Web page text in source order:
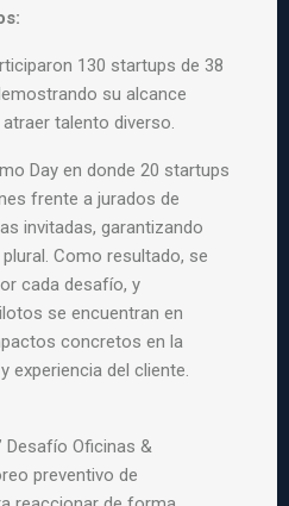
130 startups de 38
su alcance
talento diverso.
Day en donde 20 startups
frente a jurados de
invitadas, garantizando
Como resultado, se
cada desafío, y
se encuentran en
concretos en la
experiencia del cliente.
Desafío Oficinas &
preventivo de